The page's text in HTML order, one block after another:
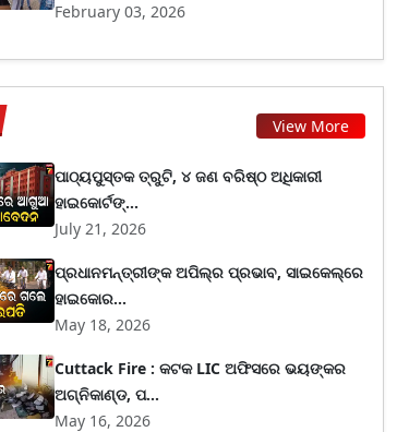
February 03, 2026
View More
ପାଠ୍ୟପୁସ୍ତକ ତ୍ରୁଟି, ୪ ଜଣ ବରିଷ୍ଠ ଅଧିକାରୀ
ହାଇକୋର୍ଟଙ୍...
July 21, 2026
ପ୍ରଧାନମନ୍ତ୍ରୀଙ୍କ ଅପିଲ୍‌ର ପ୍ରଭାବ, ସାଇକେଲ୍‌ରେ
ହାଇକୋର...
May 18, 2026
Cuttack Fire : କଟକ LIC ଅଫିସରେ ଭୟଙ୍କର
ଅଗ୍ନିକାଣ୍ଡ, ପ...
May 16, 2026